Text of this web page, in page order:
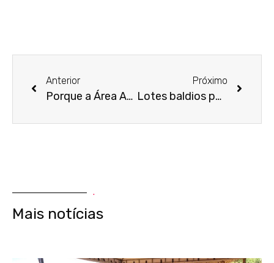
Anterior
Porque a Área Azul não é implantada em Formosa?’
Próximo
Lotes baldios poderiam ser utilizados para horta comunitária em Formosa
.
Mais notícias